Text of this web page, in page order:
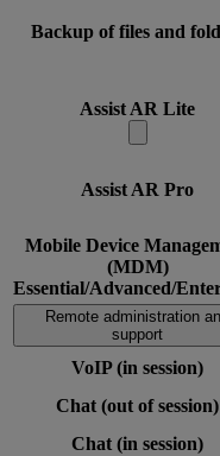
Backup of files and
Assist AR Lite
Assist AR Pro
Mobile Device
(MDM)
Essential/Advanced/
Remote administration
support
VoIP (in session)
Chat (out of session)
Chat (in session)